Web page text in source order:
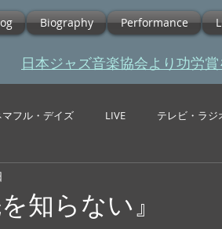
Biography Performance
日本ジャズ音楽協会より功労
フル・デイズ LIVE テレビ・ラジ
知らない』